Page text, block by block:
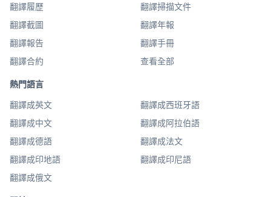
翻譯履歷
翻譯掃描文件
翻譯截圖
翻譯年報
翻譯報告
翻譯手冊
翻譯合約
查看全部
熱門語言
翻譯成英文
翻譯成西班牙語
翻譯成中文
翻譯成阿拉伯語
翻譯成德語
翻譯成法文
翻譯成印地語
翻譯成印尼語
翻譯成俄文